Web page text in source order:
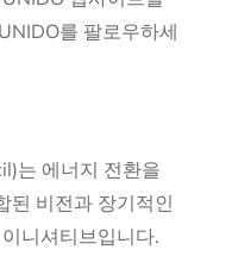
를 팔로우하세
는 에너지 전환을
된 비전과 장기적인
니셔티브입니다.